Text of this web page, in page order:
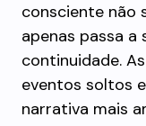
consciente não
apenas passa a
continuidade.
eventos soltos
narrativa mais